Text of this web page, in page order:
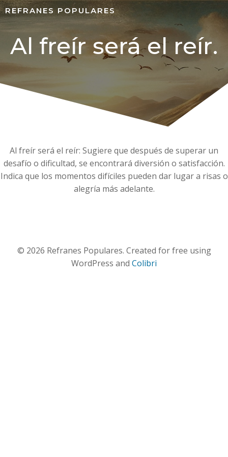
REFRANES POPULARES
Al freír será el reír.
Al freír será el reír: Sugiere que después de superar un
desafío o dificultad, se encontrará diversión o satisfacción.
Indica que los momentos difíciles pueden dar lugar a risas o
alegría más adelante.
© 2026 Refranes Populares. Created for free using
WordPress and Colibri